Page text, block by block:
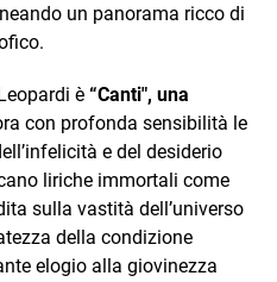
un panorama ricco di
è “Canti", una
con profonda sensibilità le
e del desiderio
liriche immortali come
sulla vastità dell’universo
della condizione
elogio alla giovinezza